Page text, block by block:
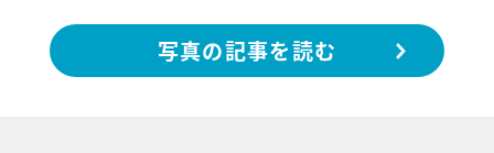
写真の記事を読む